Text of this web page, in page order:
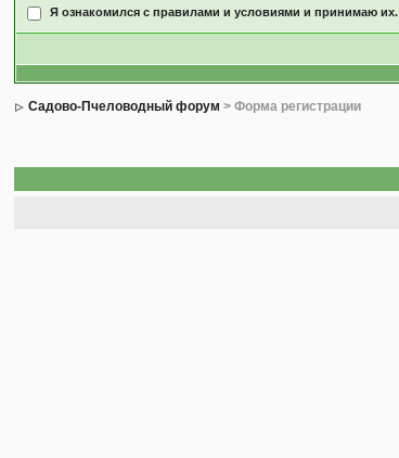
Я ознакомился с правилами и условиями и принимаю их.
Садово-Пчеловодный форум > Форма регистрации